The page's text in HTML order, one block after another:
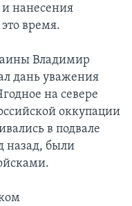
нанесения
время.
Владимир
дань уважения
на севере
оккупации
в подвале
назад, были